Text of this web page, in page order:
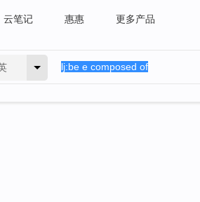
云笔记 惠惠 更多产品